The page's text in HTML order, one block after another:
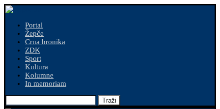
Portal
Žepče
Crna hronika
ZDK
Sport
Kultura
Kolumne
In memoriam
Traži